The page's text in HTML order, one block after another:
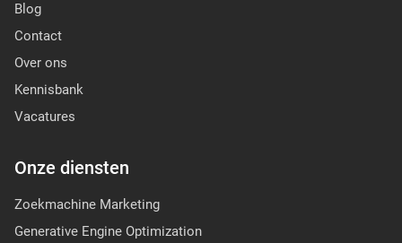
Blog
Contact
Over ons
Kennisbank
Vacatures
Onze diensten
Zoekmachine Marketing
Generative Engine Optimization